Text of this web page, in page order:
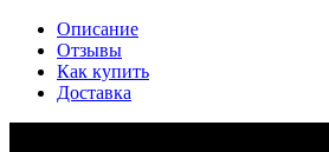
Описание
Отзывы
Как купить
Доставка